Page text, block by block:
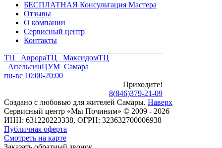
БЕСПЛАТНАЯ Консультация Мастера
Отзывы
О компании
Сервисный центр
Контакты
ТЦ АврораТЦ МаксидомТЦ
АпельсинЦУМ Самара
пн-вс 10:00-20:00
Приходите!
8(846)379-21-09
Создано с любовью для жителей Самары. Наверх
Сервисный центр «Мы Починим» © 2009 - 2026
ИНН: 631220223338, ОГРН: 323632700006938
Публичная оферта
Смотреть на карте